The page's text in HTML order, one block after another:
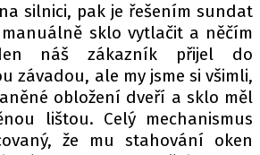
silnici, pak je řešením sundat
sklo vytlačit a něčím
náš zákazník přijel do
závadou, ale my jsme si všimli,
obložení dveří a sklo měl
lištou. Celý mechanismus
že mu stahování oken